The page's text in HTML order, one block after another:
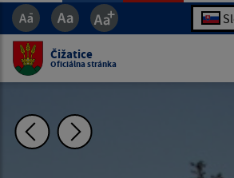
Čižatice
Oficiálna stránka